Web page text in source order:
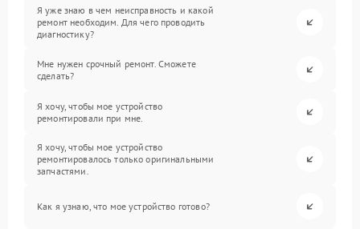
Я уже знаю в чем неисправность и какой
ремонт необходим. Для чего проводить
диагностику?
Мне нужен срочный ремонт. Сможете
сделать?
Я хочу, чтобы мое устройство
ремонтировали при мне.
Я хочу, чтобы мое устройство
ремонтировалось только оригинальными
запчастями.
Как я узнаю, что мое устройство готово?